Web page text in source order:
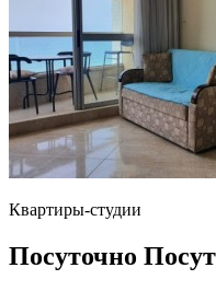
Квартиры-студии
Посуточно